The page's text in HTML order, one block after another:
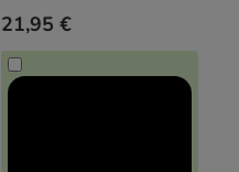
21,95 €